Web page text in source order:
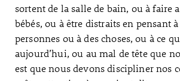
sortent de la salle de bain, ou à faire
bébés, ou à être distraits en pensant à
personnes ou à des choses, ou à ce
aujourd’hui, ou au mal de tête que
est que nous devons discipliner nos